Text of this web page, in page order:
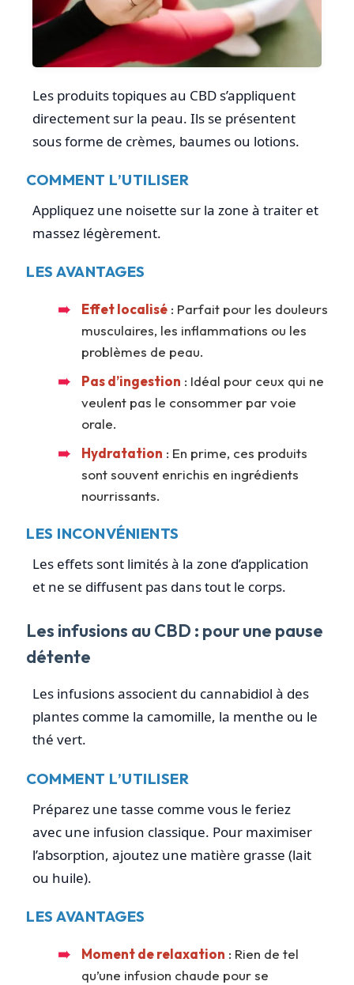
Les produits topiques au CBD s’appliquent
directement sur la peau. Ils se présentent
sous forme de crèmes, baumes ou lotions.
COMMENT L’UTILISER
Appliquez une noisette sur la zone à traiter et
massez légèrement.
LES AVANTAGES
Effet localisé : Parfait pour les douleurs
musculaires, les inflammations ou les
problèmes de peau.
Pas d’ingestion : Idéal pour ceux qui ne
veulent pas le consommer par voie
orale.
Hydratation : En prime, ces produits
sont souvent enrichis en ingrédients
nourrissants.
LES INCONVÉNIENTS
Les effets sont limités à la zone d’application
et ne se diffusent pas dans tout le corps.
Les infusions au CBD : pour une pause
détente
Les infusions associent du cannabidiol à des
plantes comme la camomille, la menthe ou le
thé vert.
COMMENT L’UTILISER
Préparez une tasse comme vous le feriez
avec une infusion classique. Pour maximiser
l’absorption, ajoutez une matière grasse (lait
ou huile).
LES AVANTAGES
Moment de relaxation : Rien de tel
qu’une infusion chaude pour se